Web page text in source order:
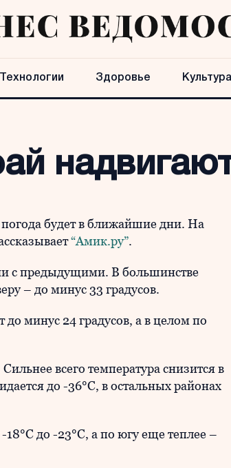
Технологии Здоровье Культура
будет в ближайшие дни. На
“Амик.ру”.
с предыдущими. В большинстве
– до минус 33 градусов.
минус 24 градусов, а в целом по
всего температура снизится в
до -36°С, в остальных районах
18°С до -23°С, а по югу еще теплее –